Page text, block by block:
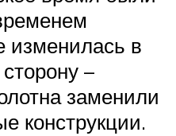
изменилась в
–
заменили
конструкции.